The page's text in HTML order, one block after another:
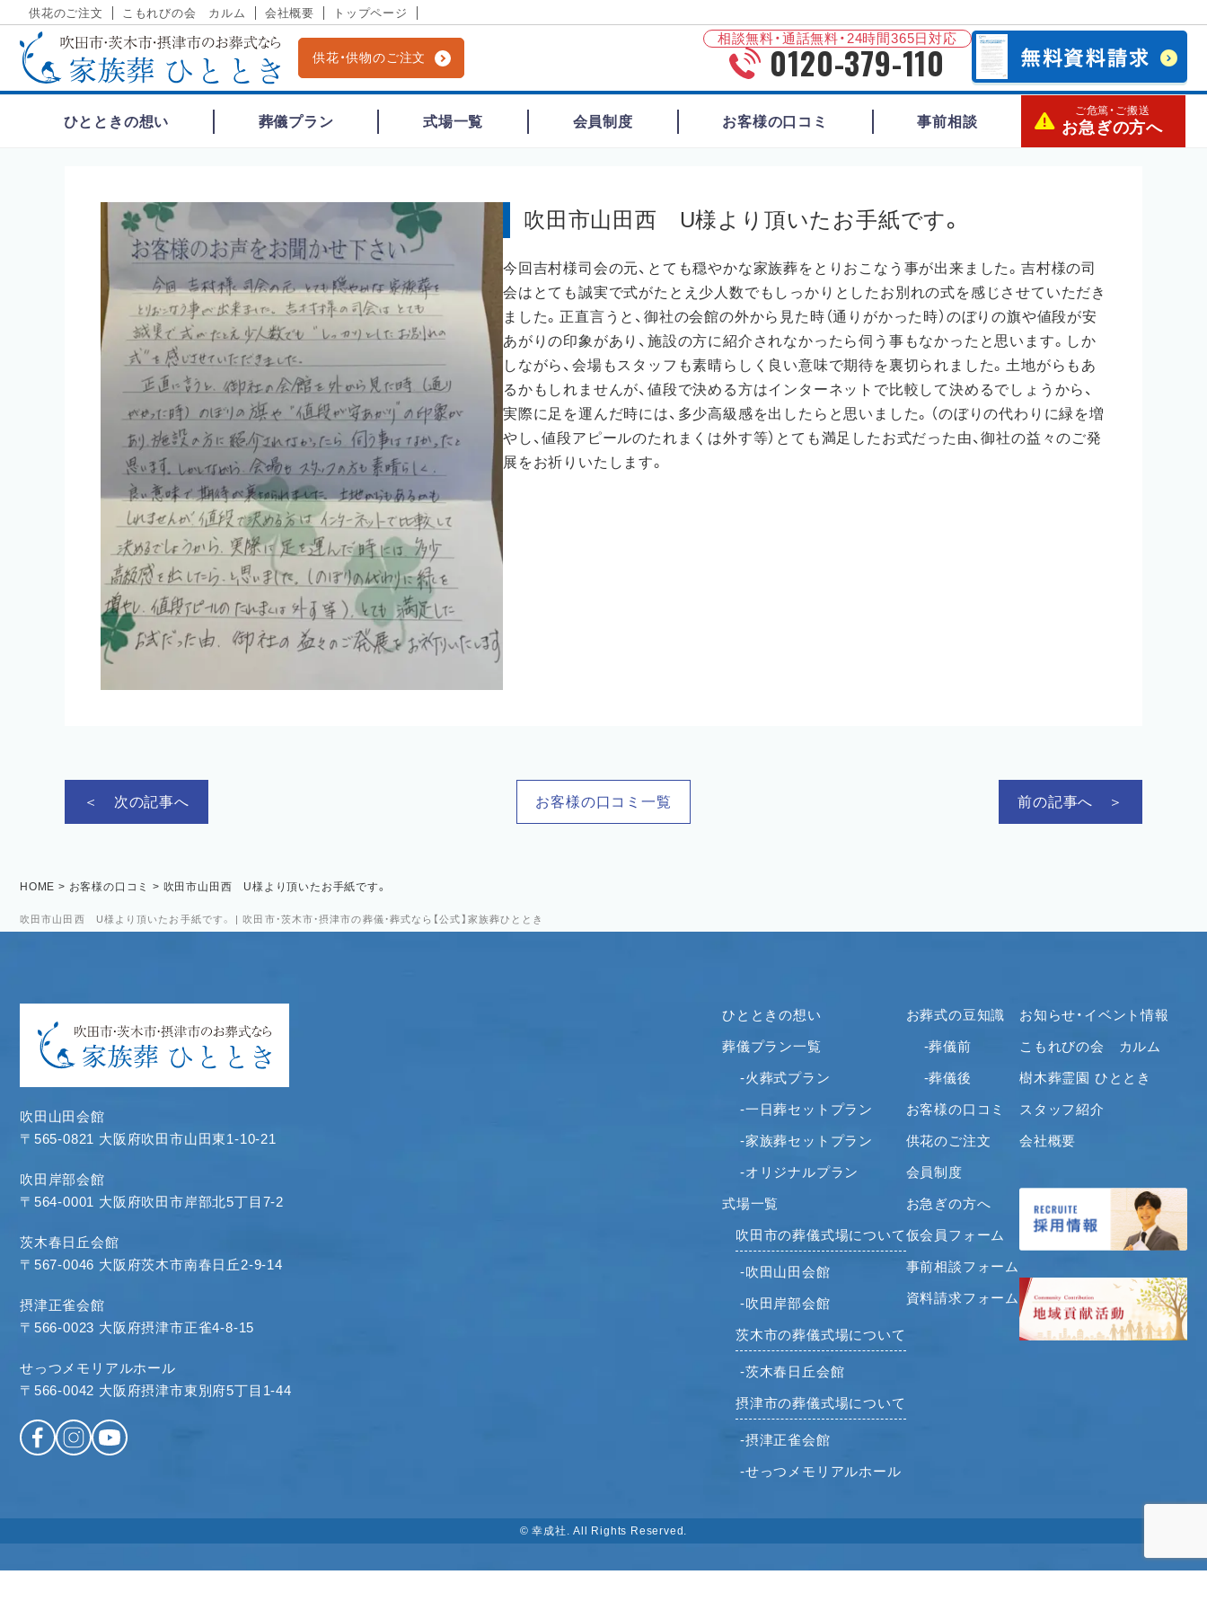
供花のご注文 こもれびの会 カルム 会社概要 トップページ
供花・供物のご注文
相談無料・通話無料・24時間365日対応
0120-379-110
ひとときの想い 葬儀プラン 式場一覧 会員制度 お客様の口コミ 事前相談
ご危篤・ご搬送
お急ぎの方へ
吹田市山田西 U様より頂いたお手紙です。 | 吹田市・茨木市・摂津市の葬儀・葬式なら【公式】家族葬ひととき
吹田市山田西 U様より頂いたお手紙です。
今回吉村様司会の元、とても穏やかな家族葬をとりおこなう事が出来ました。吉村様の司
会はとても誠実で式がたとえ少人数でもしっかりとしたお別れの式を感じさせていただき
ました。正直言うと、御社の会館の外から見た時（通りがかった時）のぼりの旗や値段が安
あがりの印象があり、施設の方に紹介されなかったら伺う事もなかったと思います。しか
しながら、会場もスタッフも素晴らしく良い意味で期待を裏切られました。土地がらもあ
るかもしれませんが、値段で決める方はインターネットで比較して決めるでしょうから、
実際に足を運んだ時には、多少高級感を出したらと思いました。（のぼりの代わりに緑を増
やし、値段アピールのたれまくは外す等）とても満足したお式だった由、御社の益々のご発
展をお祈りいたします。
＜ 次の記事へ お客様の口コミ一覧 前の記事へ ＞
HOME > お客様の口コミ > 吹田市山田西 U様より頂いたお手紙です。
吹田山田会館
〒565-0821 大阪府吹田市山田東1-10-21
吹田岸部会館
〒564-0001 大阪府吹田市岸部北5丁目7-2
茨木春日丘会館
〒567-0046 大阪府茨木市南春日丘2-9-14
摂津正雀会館
〒566-0023 大阪府摂津市正雀4-8-15
せっつメモリアルホール
〒566-0042 大阪府摂津市東別府5丁目1-44
ひとときの想い
葬儀プラン一覧
-火葬式プラン
-一日葬セットプラン
-家族葬セットプラン
-オリジナルプラン
式場一覧
吹田市の葬儀式場について
-吹田山田会館
-吹田岸部会館
茨木市の葬儀式場について
-茨木春日丘会館
摂津市の葬儀式場について
-摂津正雀会館
-せっつメモリアルホール
お葬式の豆知識
-葬儀前
-葬儀後
お客様の口コミ
供花のご注文
会員制度
お急ぎの方へ
仮会員フォーム
事前相談フォーム
資料請求フォーム
お知らせ・イベント情報
こもれびの会 カルム
樹木葬霊園 ひととき
スタッフ紹介
会社概要
© 幸成社. All Rights Reserved.